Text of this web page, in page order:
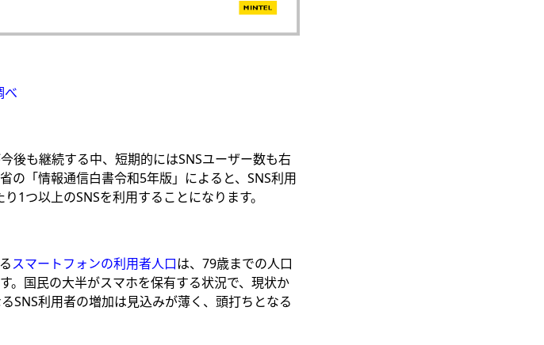
べ
後も継続する中、短期的にはSNSユーザー数も右
の「情報通信白書令和5年版」によると、SNS利用
1つ以上のSNSを利用することになります。
スマートフォンの利用者人口は、79歳までの人口
。国民の大半がスマホを保有する状況で、現状か
SNS利用者の増加は見込みが薄く、頭打ちとなる